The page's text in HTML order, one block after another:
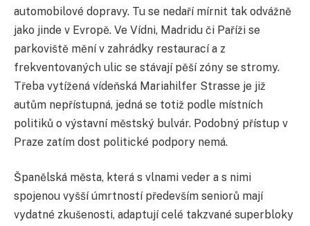
automobilové dopravy. Tu se nedaří mírnit tak odvážně
jako jinde v Evropě. Ve Vídni, Madridu či Paříži se
parkoviště mění v zahrádky restaurací a z
frekventovaných ulic se stávají pěší zóny se stromy.
Třeba vytížená vídeňská Mariahilfer Strasse je již
autům nepřístupná, jedná se totiž podle místních
politiků o výstavní městský bulvár. Podobný přístup v
Praze zatím dost politické podpory nemá.
Španělská města, která s vlnami veder a s nimi
spojenou vyšší úmrtností především seniorů mají
vydatné zkušenosti, adaptují celé takzvané superbloky